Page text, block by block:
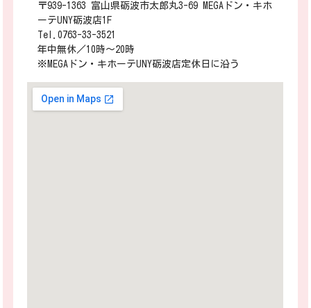
〒939-1363 富山県砺波市太郎丸3-69 MEGAドン・キホ
ーテUNY砺波店1F
Tel.0763-33-3521
年中無休／10時～20時
※MEGAドン・キホーテUNY砺波店定休日に沿う